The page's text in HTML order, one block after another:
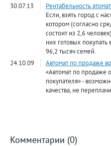
30.07.13
Рентабельность
Если, взять город с
котором (согласно
состоит из 2,6
них готовых
96,2 тысяч семей.
24.10.09
Автомат по продаже
«Автомат по продаже
покупателя» -
качества, не
Комментарии (0)